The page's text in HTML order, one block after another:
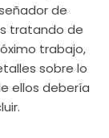
de
tratando de
trabajo,
sobre lo
ellos debería